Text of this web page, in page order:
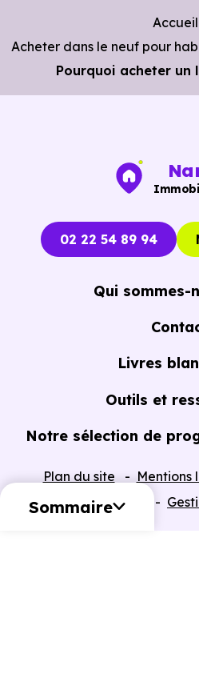
Sommaire
Accueil
Acheter dans le neuf pour
Pourquoi acheter un
02 22 54 89 94
Qui sommes-
A
Livres
Guide de l'Achat
Outils et
Notre sélection de
Programmes neufs
Plan du site Mentions
personnelles